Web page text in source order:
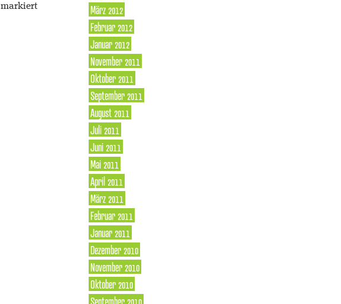
markiert
März 2012
Februar 2012
Januar 2012
November 2011
Oktober 2011
September 2011
August 2011
Juli 2011
Juni 2011
Mai 2011
April 2011
März 2011
Februar 2011
Januar 2011
Dezember 2010
November 2010
Oktober 2010
September 2010